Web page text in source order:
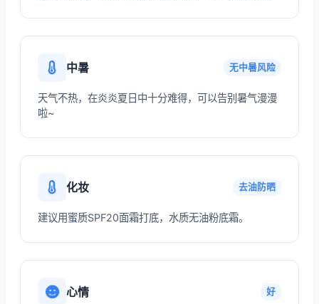
中暑 无中暑风险
天气不热，在炎炎夏日中十分难得，可以告别暑气漫漫
啦~
化妆 去油防晒
建议用蜜质SPF20面霜打底，水质无油粉底霜。
心情 好